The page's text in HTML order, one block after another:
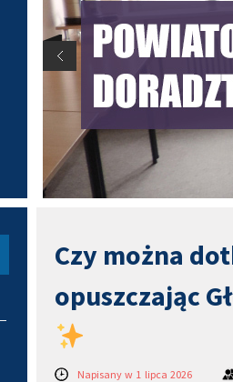
Czy można
opuszczając
Napisany w 1 lipca 2026